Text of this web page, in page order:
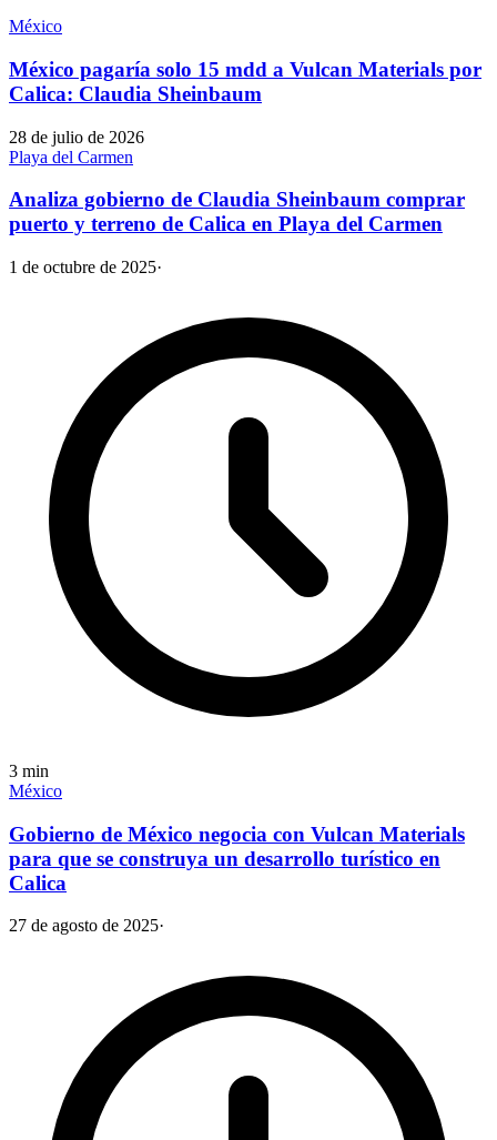
México
México pagaría solo 15 mdd a Vulcan Materials por
Calica: Claudia Sheinbaum
28 de julio de 2026
Playa del Carmen
Analiza gobierno de Claudia Sheinbaum comprar
puerto y terreno de Calica en Playa del Carmen
1 de octubre de 2025·
3 min
México
Gobierno de México negocia con Vulcan Materials
para que se construya un desarrollo turístico en
Calica
27 de agosto de 2025·